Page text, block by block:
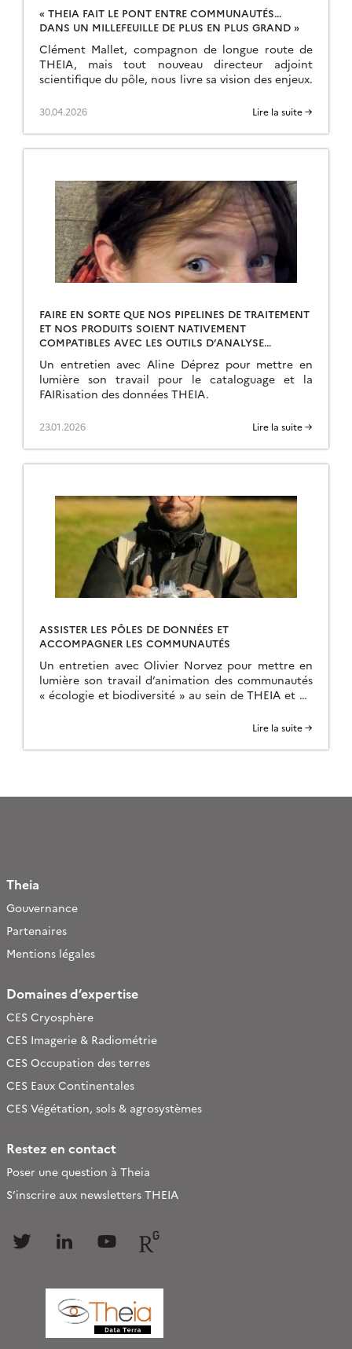
« THEIA FAIT LE PONT ENTRE COMMUNAUTÉS…
DANS UN MILLEFEUILLE DE PLUS EN PLUS GRAND »
Clément Mallet, compagnon de longue route de
THEIA, mais tout nouveau directeur adjoint
scientifique du pôle, nous livre sa vision des enjeux.
30.04.2026 Lire la suite →
FAIRE EN SORTE QUE NOS PIPELINES DE TRAITEMENT
ET NOS PRODUITS SOIENT NATIVEMENT
COMPATIBLES AVEC LES OUTILS D’ANALYSE
Un entretien avec Aline Déprez pour mettre en
lumière son travail pour le cataloguage et la
FAIRisation des données THEIA.
23.01.2026 Lire la suite →
ASSISTER LES PÔLES DE DONNÉES ET
ACCOMPAGNER LES COMMUNAUTÉS
Un entretien avec Olivier Norvez pour mettre en
lumière son travail d’animation des communautés
« écologie et biodiversité » au sein de THEIA et du
Lire la suite →
Theia
Gouvernance
Partenaires
Mentions légales
Domaines d’expertise
CES Cryosphère
CES Imagerie & Radiométrie
CES Occupation des terres
CES Eaux Continentales
CES Végétation, sols & agrosystèmes
Restez en contact
Poser une question à Theia
S’inscrire aux newsletters THEIA
Follow Follow